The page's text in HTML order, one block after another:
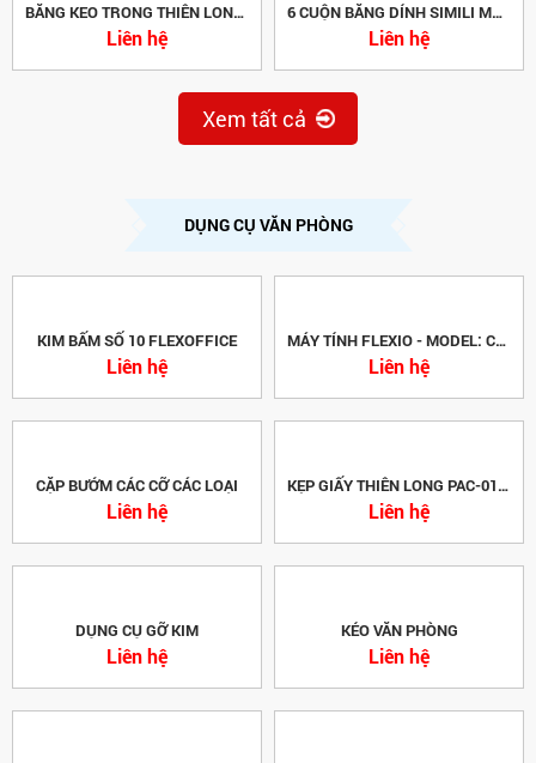
BĂNG KEO TRONG THIÊN LONG BKT20 (200YARDS)
Liên hệ
6 CUỘN BĂNG DÍNH SIMILI MÀU
Liên hệ
Xem tất cả
DỤNG CỤ VĂN PHÒNG
KIM BẤM SỐ 10 FLEXOFFICE
Liên hệ
MÁY TÍNH FLEXIO - MODEL: CAL-01S (THIÊN LONG)
Liên hệ
CẶP BƯỚM CÁC CỠ CÁC LOẠI
Liên hệ
KẸP GIẤY THIÊN LONG PAC-01 (50MM)
Liên hệ
DỤNG CỤ GỠ KIM
Liên hệ
KÉO VĂN PHÒNG
Liên hệ